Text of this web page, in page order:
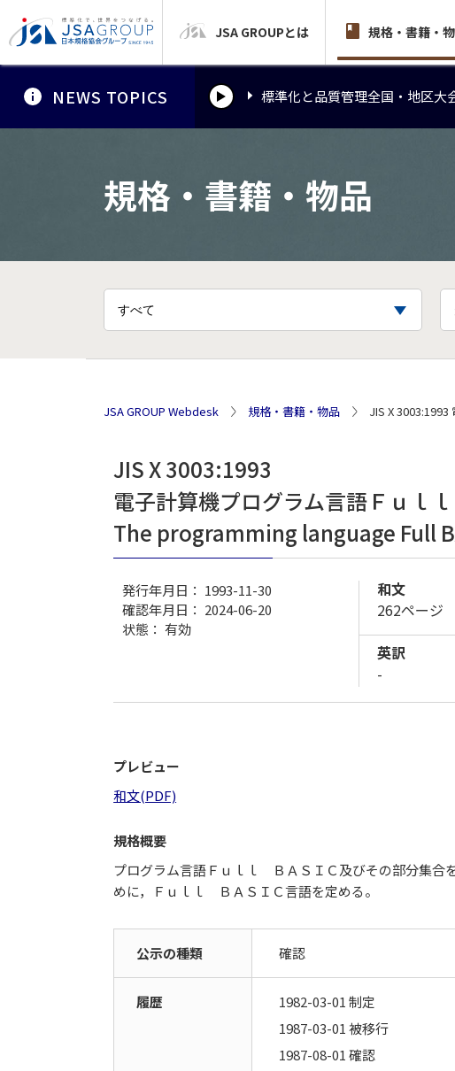
JSA GROUPとは 規格・書籍・
NEWS TOPICS
標準化と品質管理全国・地区大
標準化と品質管理全国・地区大
標準化と品質管理全国・地区
規格・書籍・物品
JSA GROUP Webdesk 規格・書籍・物品 JIS X
JIS X 3003:1993
電子計算機プログラム言語Ｆｕｌ
The programming language Full
発行年月日： 1993-11-30
確認年月日： 2024-06-20
状態：有効
和文
262ページ
英訳
-
プレビュー
和文(PDF)
規格概要
プログラム言語Ｆｕｌｌ ＢＡＳＩＣ及びその部分集合
めに，Ｆｕｌｌ ＢＡＳＩＣ言語を定める。
公示の種類 確認
履歴
1982-03-01 制定
1987-03-01 被移行
1987-08-01 確認